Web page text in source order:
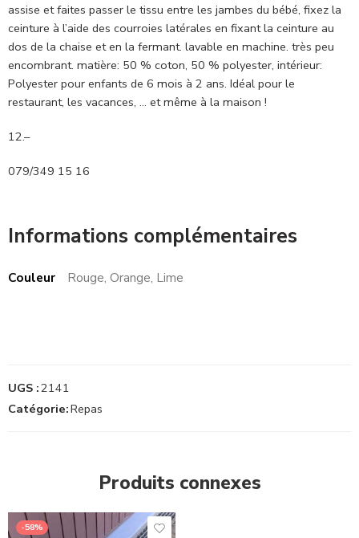
assise et faites passer le tissu entre les jambes du bébé, fixez la
ceinture à l’aide des courroies latérales en fixant la ceinture au
dos de la chaise et en la fermant. lavable en machine. très peu
encombrant. matière: 50 % coton, 50 % polyester, intérieur:
Polyester pour enfants de 6 mois à 2 ans. Idéal pour le
restaurant, les vacances, … et même à la maison !
12.–
079/349 15 16
Informations complémentaires
Couleur Rouge, Orange, Lime
UGS :2141
Catégorie:Repas
Produits connexes
-58%